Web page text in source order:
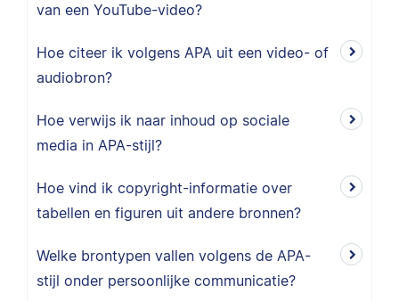
van een YouTube-video?
Hoe citeer ik volgens APA uit een video- of
audiobron?
Hoe verwijs ik naar inhoud op sociale
media in APA-stijl?
Hoe vind ik copyright-informatie over
tabellen en figuren uit andere bronnen?
Welke brontypen vallen volgens de APA-
stijl onder persoonlijke communicatie?